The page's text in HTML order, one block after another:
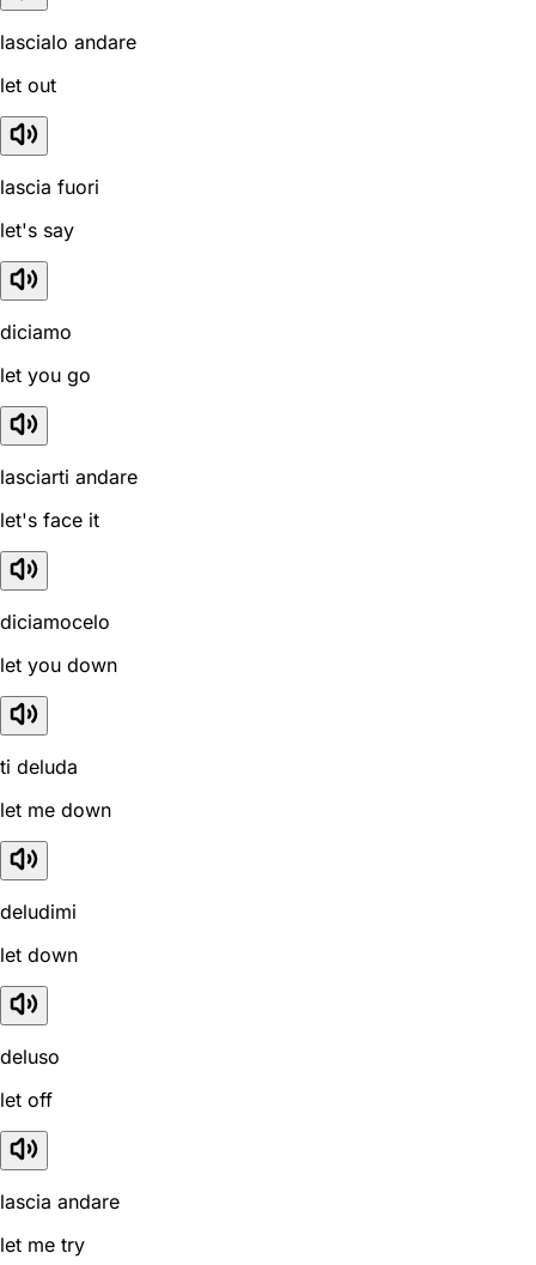
lascialo andare
let out
lascia fuori
let's say
diciamo
let you go
lasciarti andare
let's face it
diciamocelo
let you down
ti deluda
let me down
deludimi
let down
deluso
let off
lascia andare
let me try